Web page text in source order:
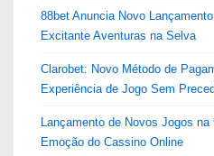
88bet Anuncia Novo
Excitante Aventuras na Selva
Clarobet: Novo Método de
Experiência de Jogo Sem
Lançamento de Novos Jogos
Emoção do Cassino Online